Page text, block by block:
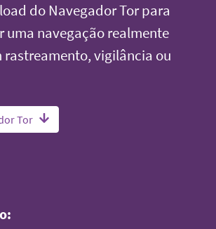
do Navegador Tor para
uma navegação realmente
rastreamento, vigilância ou
Tor